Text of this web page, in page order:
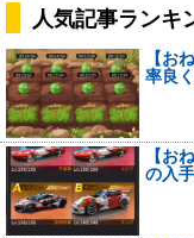
人気記事ランキ
【お
率良
【お
の入